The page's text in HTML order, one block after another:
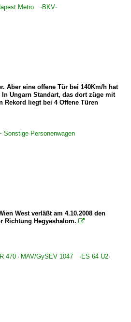
Metro ·BKV·
Aber eine offene Tür bei 140Km/h hat
Ungarn Standart, das dort züge mit
Rekord liegt bei 4 Offene Türen
Sonstige Personenwagen
West verläßt am 4.10.2008 den
Richtung Hegyeshalom. 
· MAV/GySEV 1047 ·ES 64 U2·